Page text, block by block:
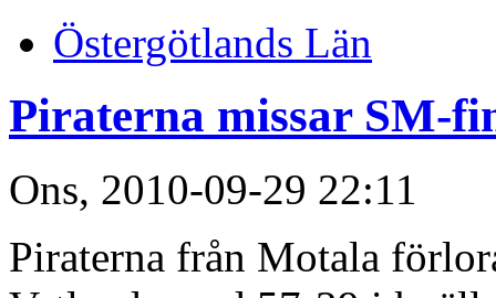
Östergötlands Län
Piraterna missar SM-
Ons, 2010-09-29 22:11
Piraterna från Motala